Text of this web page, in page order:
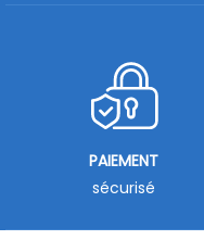
PAIEMENT
sécurisé